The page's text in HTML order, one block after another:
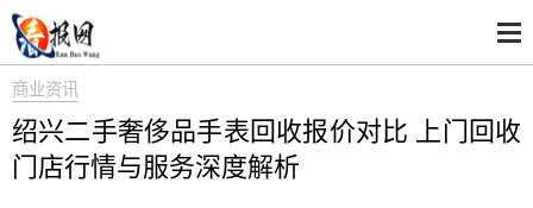
商业资讯
绍兴二手奢侈品手表回收报价对比 上门回收
门店行情与服务深度解析